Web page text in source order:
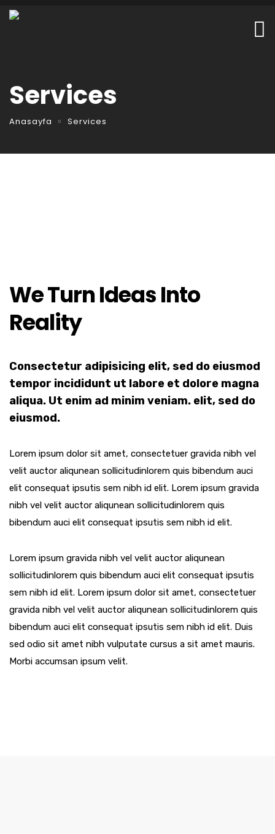
Services
Anasayfa Services
We Turn Ideas Into
Reality
Consectetur adipisicing elit, sed do eiusmod
tempor incididunt ut labore et dolore magna
aliqua. Ut enim ad minim veniam. elit, sed do
eiusmod.
Lorem ipsum dolor sit amet, consectetuer gravida nibh vel
velit auctor aliqunean sollicitudinlorem quis bibendum auci
elit consequat ipsutis sem nibh id elit. Lorem ipsum gravida
nibh vel velit auctor aliqunean sollicitudinlorem quis
bibendum auci elit consequat ipsutis sem nibh id elit.
Lorem ipsum gravida nibh vel velit auctor aliqunean
sollicitudinlorem quis bibendum auci elit consequat ipsutis
sem nibh id elit. Lorem ipsum dolor sit amet, consectetuer
gravida nibh vel velit auctor aliqunean sollicitudinlorem quis
bibendum auci elit consequat ipsutis sem nibh id elit. Duis
sed odio sit amet nibh vulputate cursus a sit amet mauris.
Morbi accumsan ipsum velit.